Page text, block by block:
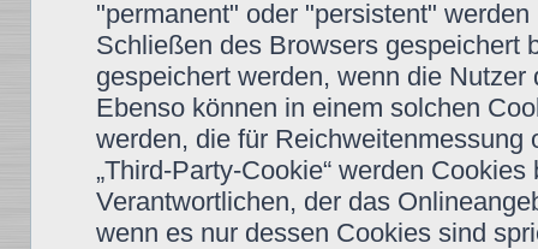
"permanent" oder "persistent"
Schließen des Browsers gespeichert
gespeichert werden, wenn die
Ebenso können in einem solchen
werden, die für
„Third-Party-Cookie“ werden
Verantwortlichen, der das
wenn es nur dessen Cookies sind